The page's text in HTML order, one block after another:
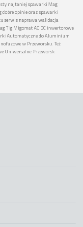
najtaniej spawarki Mag
opinie oraz spawarki
serwis naprawa walidacja
Tig Migomat AC DC inwertorowe
Automatyczne do Aluminium
w Przeworsku. Też
Uniwersalne Przeworsk